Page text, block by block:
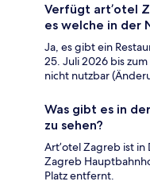
Verfügt art’otel
es welche in der
Ja, es gibt ein
25. Juli 2026 bis
nicht nutzbar
Was gibt es in
zu sehen?
Art’otel Zagreb ist
Zagreb
Platz entfernt.